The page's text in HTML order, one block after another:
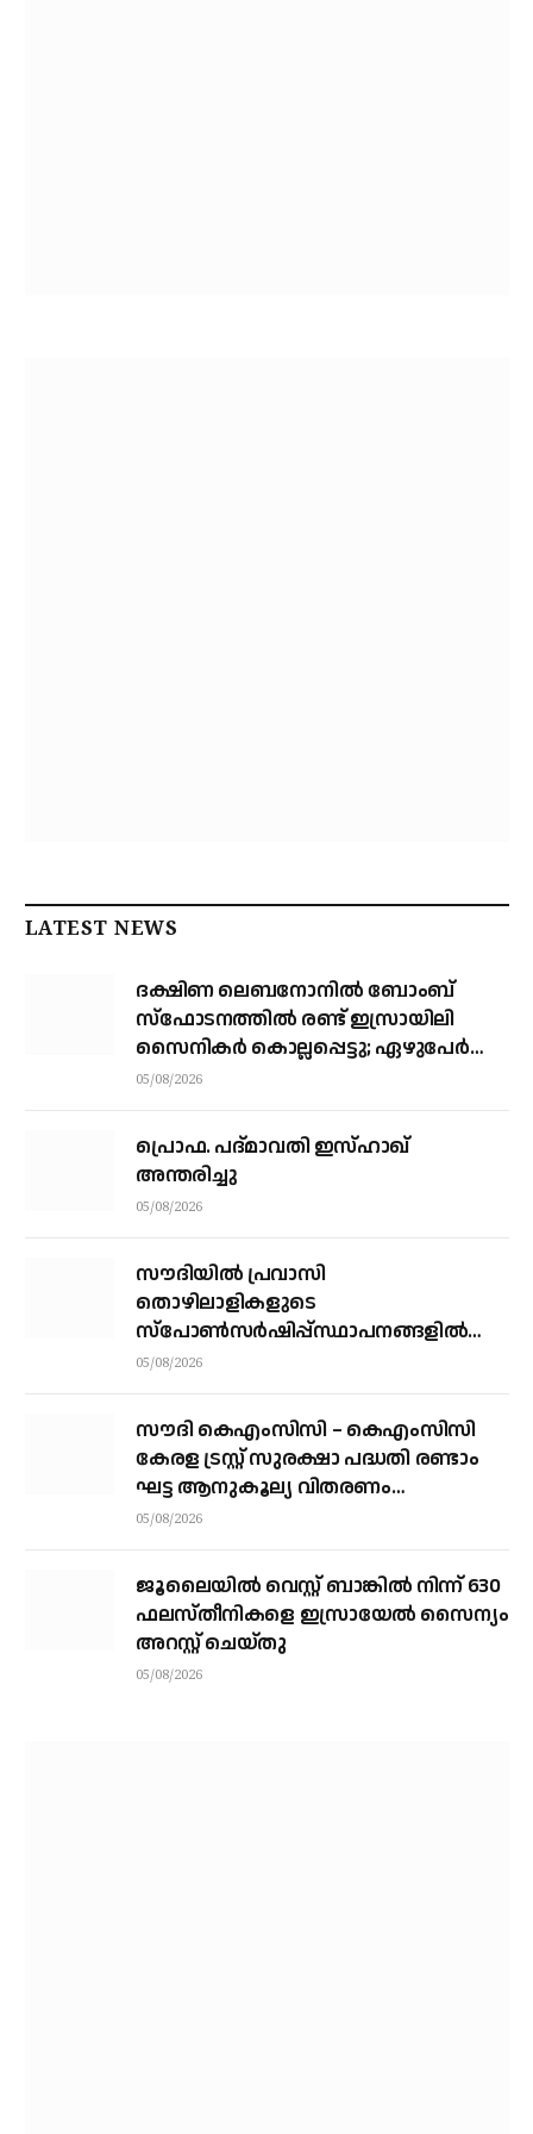
LATEST NEWS
ദക്ഷിണ ലെബനോനില്‍ ബോംബ്
സ്‌ഫോടനത്തില്‍ രണ്ട് ഇസ്രായിലി
സൈനികര്‍ കൊല്ലപ്പെട്ടു; ഏഴുപേര്‍ക്ക്
പരിക്ക്
05/08/2026
പ്രൊഫ. പദ്മാവതി ഇസ്ഹാഖ്
അന്തരിച്ചു
05/08/2026
സൗദിയില്‍ പ്രവാസി
തൊഴിലാളികളുടെ
സ്‌പോണ്‍സര്‍ഷിപ്പ്സ്ഥാപനങ്ങളില്‍
നിന്ന് വ്യക്തികളിലേക്ക് മാറ്റാന്‍
05/08/2026
സൗദി കെഎംസിസി – കെഎംസിസി
കേരള ട്രസ്റ്റ് സുരക്ഷാ പദ്ധതി രണ്ടാം
ഘട്ട ആനുകൂല്യ വിതരണം
വെള്ളിയാഴ്ച്ച കോഴിക്കോട്ട്
05/08/2026
ജൂലൈയില്‍ വെസ്റ്റ് ബാങ്കില്‍ നിന്ന് 630
ഫലസ്തീനികളെ ഇസ്രായേല്‍ സൈന്യം
അറസ്റ്റ് ചെയ്തു
05/08/2026